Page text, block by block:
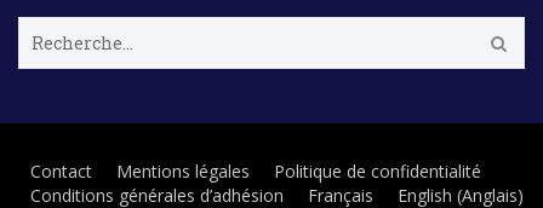
c
e
Contact Mentions légales
Politique de confidentialité
Conditions générales d’adhésion
Français English (Anglais)